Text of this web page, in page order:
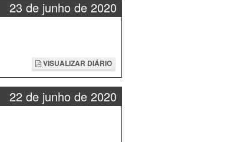
23 de junho de 2020
VISUALIZAR DIÁRIO
22 de junho de 2020